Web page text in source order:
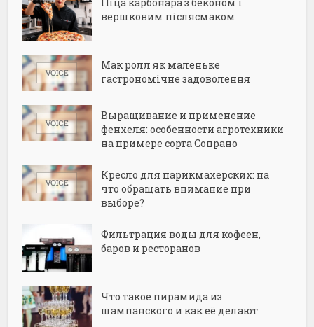
вершковим післясмаком
Мак ролл як маленьке
гастрономічне задоволення
Выращивание и применение
фенхеля: особенности агротехники
на примере сорта Сопрано
Кресло для парикмахерских: на
что обращать внимание при
выборе?
Фильтрация воды для кофеен,
баров и ресторанов
Что такое пирамида из
шампанского и как её делают